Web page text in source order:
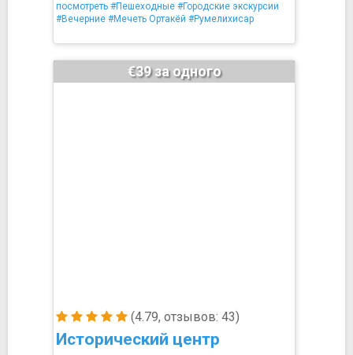
посмотреть #Пешеходные #Городские экскурсии
#Вечерние #Мечеть Ортакёй #Румелихисар
(4.79, отзывов: 43)
Исторический центр
€39 за одного